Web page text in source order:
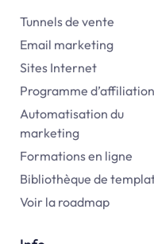
Tunnels de vente
Email marketing
Sites Internet
Programme d’affiliation
Automatisation du
marketing
Formations en ligne
Bibliothèque de
Voir la roadmap